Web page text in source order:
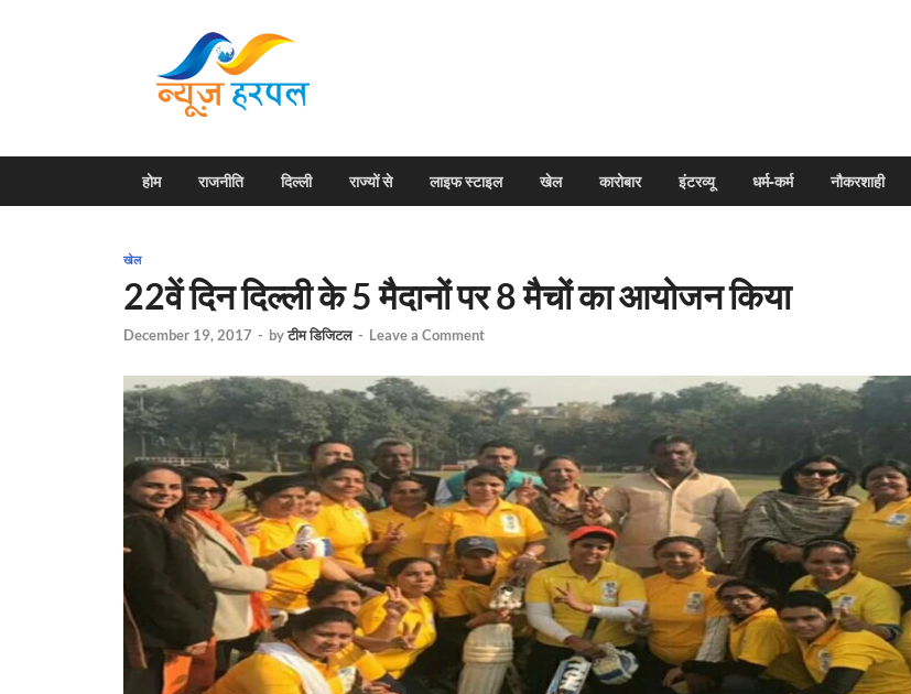
होम राजनीति दिल्ली राज्यों से लाइफ स्टाइल खेल कारोबार इंटरव्यू धर्म-कर्म नौकरशाही
खेल
22वें दिन दिल्ली के 5 मैदानों पर 8 मैचों का आयोजन किया
December 19, 2017 - byटीम डिजिटल - Leave a Comment